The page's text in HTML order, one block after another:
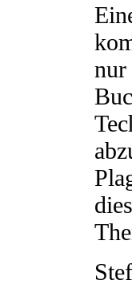
nur